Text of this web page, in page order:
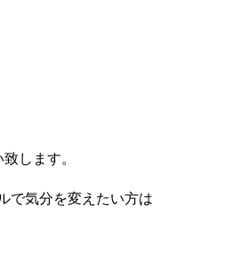
します。
で気分を変えたい方は